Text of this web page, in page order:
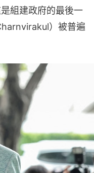
組建政府的最後一
）被普遍